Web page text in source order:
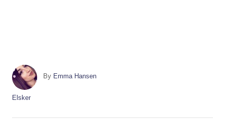
By A
o
Emma Hansen
C
t
Elsker